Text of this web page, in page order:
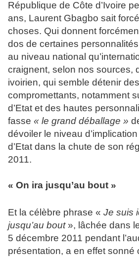
République de Côte d’Ivoire
ans, Laurent Gbagbo sait
choses. Qui donnent
dos de certaines
au niveau national
craignent, selon nos sources,
ivoirien, qui semble détenir
compromettants, notamment
d’Etat et des hautes
fasse « le grand déballage »
dévoiler le niveau
d’Etat dans la chute de son
2011.
« On ira jusqu’au bout »
Et la célèbre phrase « Je suis
jusqu’au bout», lâchée dans
5 décembre 2011 pendant
présentation, a en effet sonné